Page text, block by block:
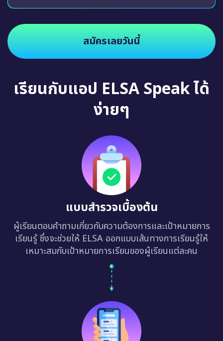
สมัครเลยวันนี้
เรียนกับแอป ELSA Speak ได้
ง่ายๆ
แบบสำรวจเบื้องต้น
ผู้เรียนตอบคำถามเกี่ยวกับความต้องการและเป้าหมายการ
เรียนรู้ ซึ่งจะช่วยให้ ELSA ออกแบบเส้นทางการเรียนรู้ให้
เหมาะสมกับเป้าหมายการเรียนของผู้เรียนแต่ละคน